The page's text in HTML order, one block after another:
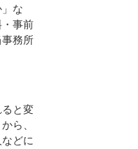
な
事前
務所
と変
ら、
どに